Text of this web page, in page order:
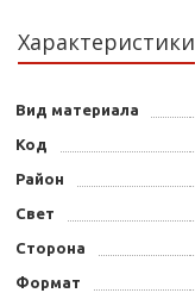
Характеристики
Вид материала
Код
Район
Свет
Сторона
Формат